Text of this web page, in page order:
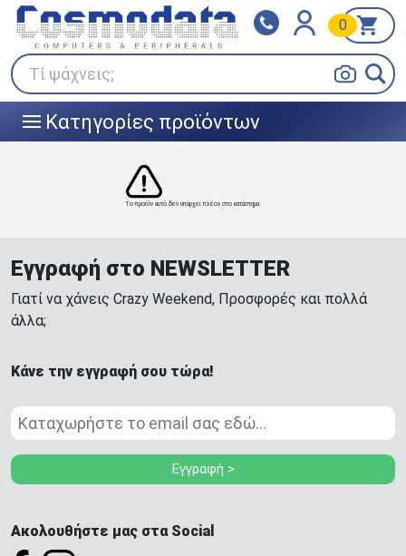
Τί ψάχνεις;
0
||| Κατηγορίες προϊόντων
Klarna
Πληρώστε σε 3
άτοκες δόσεις
BOX NOW
Το προϊόν αυτό δεν υπάρχει πλέον στο κατάστημα.
Εγγραφή στο NEWSLETTER
Γιατί να χάνεις Crazy Weekend, Προσφορές και πολλά
άλλα;
Κάνε την εγγραφή σου τώρα!
Εγγραφή >
Ακολουθήστε μας στα Social